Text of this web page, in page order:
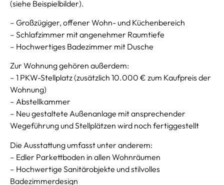
(siehe Beispielbilder).
– Großzügiger, offener Wohn- und Küchenbereich
– Schlafzimmer mit angenehmer Raumtiefe
– Hochwertiges Badezimmer mit Dusche
Zur Wohnung gehören außerdem:
– 1 PKW-Stellplatz (zusätzlich 10.000 € zum Kaufpreis der
Wohnung)
– Abstellkammer
– Neu gestaltete Außenanlage mit ansprechender
Wegeführung und Stellplätzen wird noch fertiggestellt
Die Ausstattung umfasst unter anderem:
– Edler Parkettboden in allen Wohnräumen
– Hochwertige Sanitärobjekte und stilvolles
Badezimmerdesign